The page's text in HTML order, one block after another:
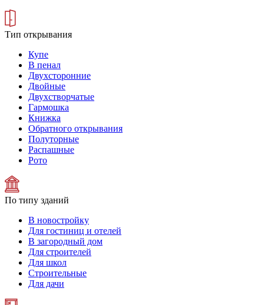
Тип открывания
Купе
В пенал
Двухсторонние
Двойные
Двухстворчатые
Гармошка
Книжка
Обратного открывания
Полуторные
Распашные
Рото
По типу зданий
В новостройку
Для гостиниц и отелей
В загородный дом
Для строителей
Для школ
Строительные
Для дачи